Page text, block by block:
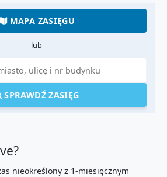
MAPA ZASIĘGU
lub
SPRAWDŹ ZASIĘG
nieokreślony z 1-miesięcznym